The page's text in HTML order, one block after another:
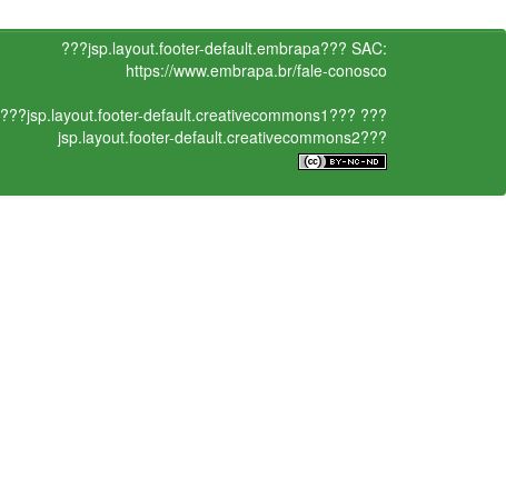
???jsp.layout.footer-default.embrapa??? SAC:
https://www.embrapa.br/fale-conosco
???jsp.layout.footer-default.creativecommons1??? ???
jsp.layout.footer-default.creativecommons2???